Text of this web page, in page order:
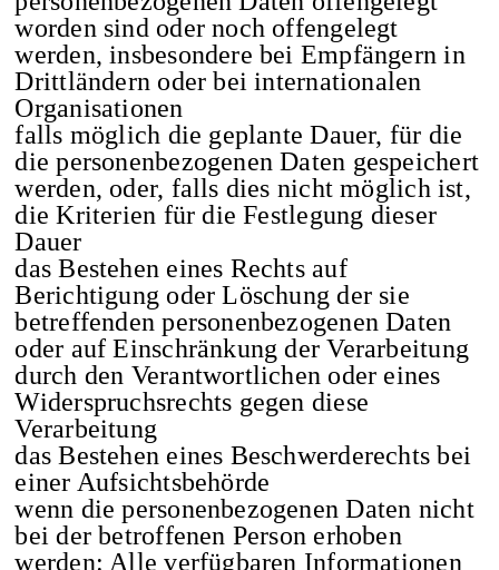
worden sind oder noch offengelegt
werden, insbesondere bei Empfängern in
Drittländern oder bei internationalen
Organisationen
falls möglich die geplante Dauer, für die
die personenbezogenen Daten gespeichert
werden, oder, falls dies nicht möglich ist,
die Kriterien für die Festlegung dieser
Dauer
das Bestehen eines Rechts auf
Berichtigung oder Löschung der sie
betreffenden personenbezogenen Daten
oder auf Einschränkung der Verarbeitung
durch den Verantwortlichen oder eines
Widerspruchsrechts gegen diese
Verarbeitung
das Bestehen eines Beschwerderechts bei
einer Aufsichtsbehörde
wenn die personenbezogenen Daten nicht
bei der betroffenen Person erhoben
werden: Alle verfügbaren Informationen